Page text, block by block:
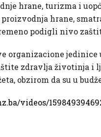
hrane, turizma i
proizvodnja hrane,
podigli nivo
organizacione
zdravlja životinja i
obzirom da su u
videos/